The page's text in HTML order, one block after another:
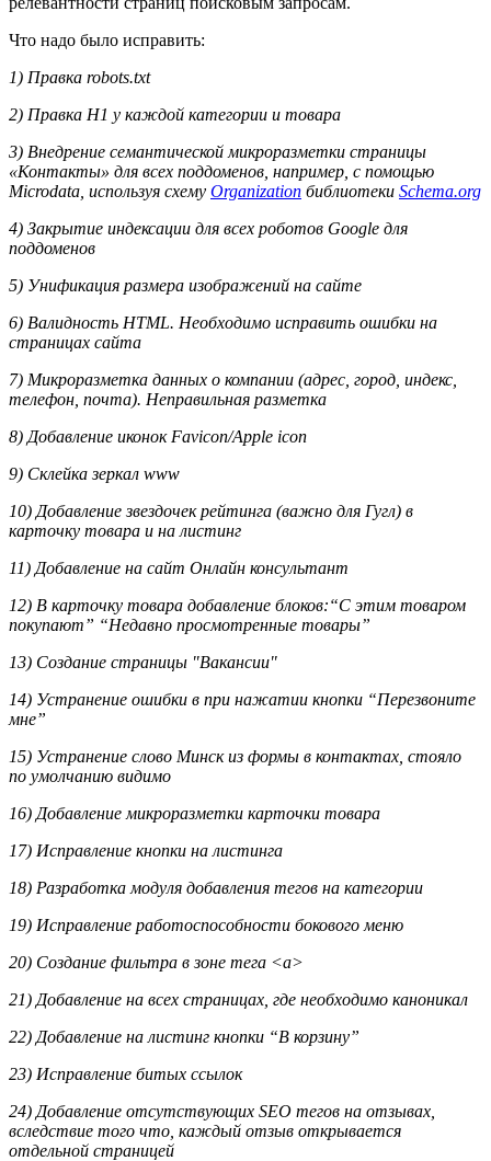
Что надо было исправить:
1) Правка robots.txt
2) Правка Н1 у каждой категории и товара
3) Внедрение семантической микроразметки страницы
«Контакты» для всех поддоменов, например, с помощью
Microdata, используя схему Organization библиотеки Schema.org
4) Закрытие индексации для всех роботов Google для
поддоменов
5) Унификация размера изображений на сайте
6) Валидность HTML. Необходимо исправить ошибки на
страницах сайта
7) Микроразметка данных о компании (адрес, город, индекс,
телефон, почта). Неправильная разметка
8) Добавление иконок Favicon/Apple icon
9) Склейка зеркал www
10) Добавление звездочек рейтинга (важно для Гугл) в
карточку товара и на листинг
11) Добавление на сайт Онлайн консультант
12) В карточку товара добавление блоков:“С этим товаром
покупают” “Недавно просмотренные товары”
13) Создание страницы "Вакансии"
14) Устранение ошибки в при нажатии кнопки “Перезвоните
мне”
15) Устранение слово Минск из формы в контактах, стояло
по умолчанию видимо
16) Добавление микроразметки карточки товара
17) Исправление кнопки на листинга
18) Разработка модуля добавления тегов на категории
19) Исправление работоспособности бокового меню
20) Создание фильтра в зоне тега <a>
21) Добавление на всех страницах, где необходимо каноникал
22) Добавление на листинг кнопки “В корзину”
23) Исправление битых ссылок
24) Добавление отсутствующих SEO тегов на отзывах,
вследствие того что, каждый отзыв открывается
отдельной страницей